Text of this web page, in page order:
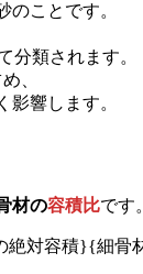
ことです。
分類されます。
、
影響します。
材の容積比です。
絶対容積}{細